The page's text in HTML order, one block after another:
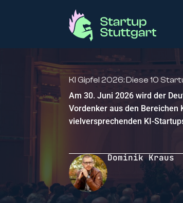
KI Gipfel 2026: Diese 10
Am 30. Juni 2026 wird der
Vordenker aus den
vielversprechenden KI-
Dominik Kraus